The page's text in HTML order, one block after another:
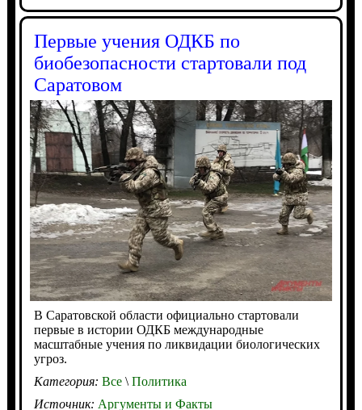
Первые учения ОДКБ по
биобезопасности стартовали под
Саратовом
В Саратовской области официально стартовали
первые в истории ОДКБ международные
масштабные учения по ликвидации биологических
угроз.
Категория: Все\Политика
Источник: Аргументы и Факты